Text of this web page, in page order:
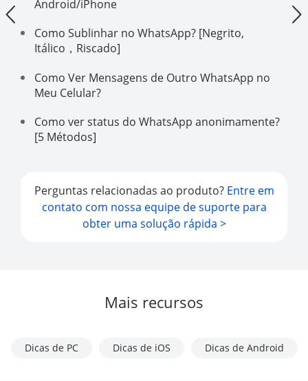
Android/iPhone
Como Sublinhar no WhatsApp? [Negrito,
Itálico，Riscado]
Como Ver Mensagens de Outro WhatsApp no
Meu Celular?
Como ver status do WhatsApp anonimamente?
[5 Métodos]
Perguntas relacionadas ao produto? Entre em
contato com nossa equipe de suporte para
obter uma solução rápida >
Mais recursos
Dicas de PC Dicas de iOS Dicas de Android